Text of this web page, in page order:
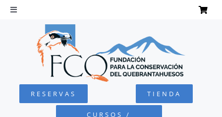
Saltar
Toggle
Navigation
QUEBRANTAHUESOS
FUNDACIÓN
RESERVAS TIENDA
CURSOS /